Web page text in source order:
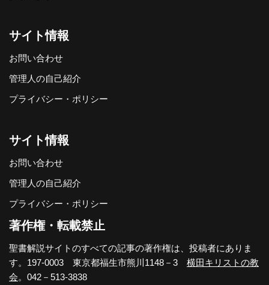
サイト情報
お問い合わせ
管理人の自己紹介
プライバシー・ポリシー
サイト情報
お問い合わせ
管理人の自己紹介
プライバシー・ポリシー
著作権・転載禁止
聖書解説サイトのすべての記事の著作権は、投稿者にありま
す。197-0003 東京都福生市熊川1148－3 横田キリストの教
会。042－513-3838